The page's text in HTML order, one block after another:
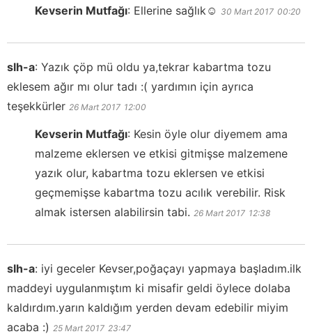
Kevserin Mutfağı: Ellerine sağlık☺️ 30 Mart 2017 00:20
slh-a: Yazık çöp mü oldu ya,tekrar kabartma tozu
eklesem ağır mı olur tadı :( yardımın için ayrıca
teşekkürler 26 Mart 2017 12:00
Kevserin Mutfağı: Kesin öyle olur diyemem ama
malzeme eklersen ve etkisi gitmişse malzemene
yazık olur, kabartma tozu eklersen ve etkisi
geçmemişse kabartma tozu acılık verebilir. Risk
almak istersen alabilirsin tabi. 26 Mart 2017 12:38
slh-a: iyi geceler Kevser,poğaçayı yapmaya başladım.ilk
maddeyi uygulanmıştım ki misafir geldi öylece dolaba
kaldırdım.yarın kaldığım yerden devam edebilir miyim
acaba :) 25 Mart 2017 23:47